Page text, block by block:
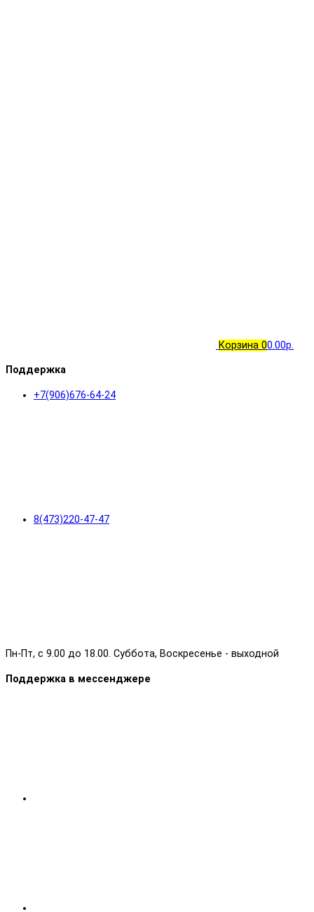
Корзина 00.00р.
Поддержка
+7(906)676-64-24
8(473)220-47-47
Пн-Пт, с 9.00 до 18.00. Суббота, Воскресенье - выходной
Поддержка в мессенджере